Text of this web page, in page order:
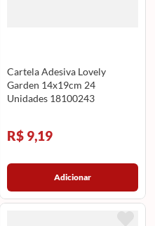
Cartela Adesiva Lovely
Garden 14x19cm 24
Unidades 18100243
R$ 9,19
Adicionar